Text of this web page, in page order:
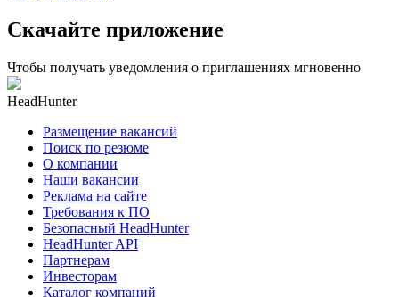
Скачайте приложение
Чтобы получать уведомления о приглашениях мгновенно
HeadHunter
Размещение вакансий
Поиск по резюме
О компании
Наши вакансии
Реклама на сайте
Требования к ПО
Безопасный HeadHunter
HeadHunter API
Партнерам
Инвесторам
Каталог компаний